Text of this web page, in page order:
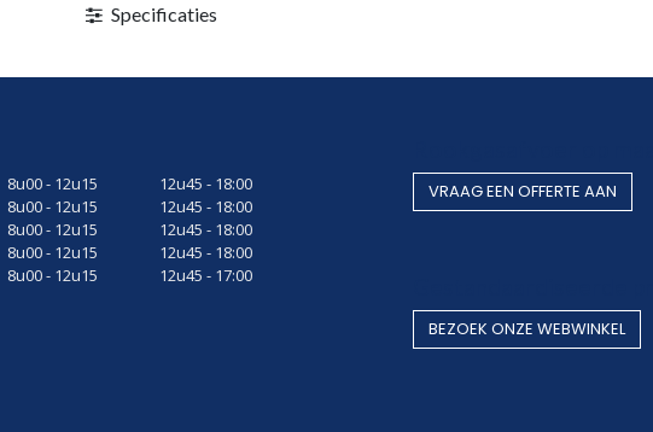
Specificaties
8u00 - 12u15
8u00 - 12u15
8u00 - 12u15
8u00 - 12u15
8u00 - 12u15
12u45 - 18:00
12u45 - 18:00
12u45 - 18:00
12u45 - 18:00
12u45 - 17:00
VRAAG EEN OF​​​​FERTE AAN
BEZOEK O​​​​NZE WEBWINKEL